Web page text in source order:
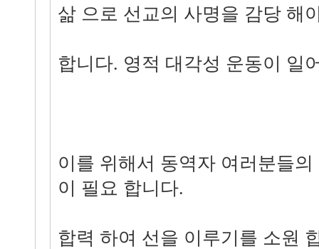
삶 으로 선교의 사명을 감당 해
합니다. 영적 대각성 운동이 일
이를 위해서 동역자 여러분들
이 필요 합니다.
합력 하여 선을 이루기를 소원